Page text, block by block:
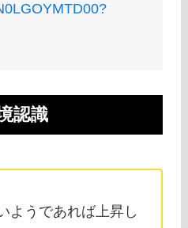
認識
ようであれば上昇し